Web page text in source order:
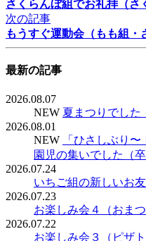
さくらんぼ組でお礼拝（さ
次の記事
もうすぐ運動会（もも組・
最新の記事
2026.08.07
NEW 夏まつりでした
2026.08.01
NEW
「ひさしぶり
園児の集いでした（卒
2026.07.24
いちご組の新しいお
2026.07.23
お楽しみ会４（おま
2026.07.22
お楽しみ会３（ピザ